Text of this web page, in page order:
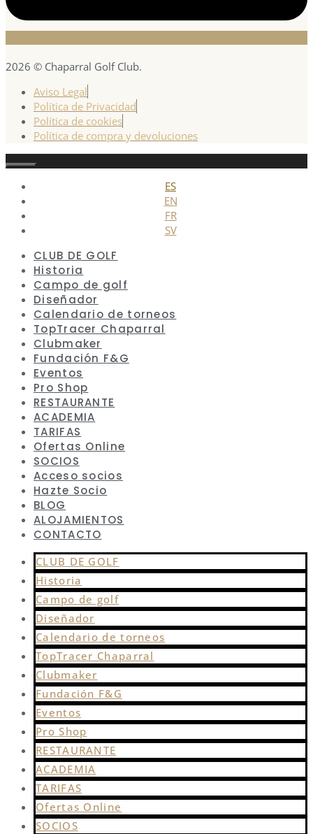
2026 © Chaparral Golf Club.
Aviso Legal
Política de Privacidad
Política de cookies
Política de compra y devoluciones
Cerrar
ES
EN
FR
SV
CLUB DE GOLF
Historia
Campo de golf
Diseñador
Calendario de torneos
TopTracer Chaparral
Clubmaker
Fundación F&G
Eventos
Pro Shop
RESTAURANTE
ACADEMIA
TARIFAS
Ofertas Online
SOCIOS
Acceso socios
Hazte Socio
BLOG
ALOJAMIENTOS
CONTACTO
CLUB DE GOLF
Historia
Campo de golf
Diseñador
Calendario de torneos
TopTracer Chaparral
Clubmaker
Fundación F&G
Eventos
Pro Shop
RESTAURANTE
ACADEMIA
TARIFAS
Ofertas Online
SOCIOS